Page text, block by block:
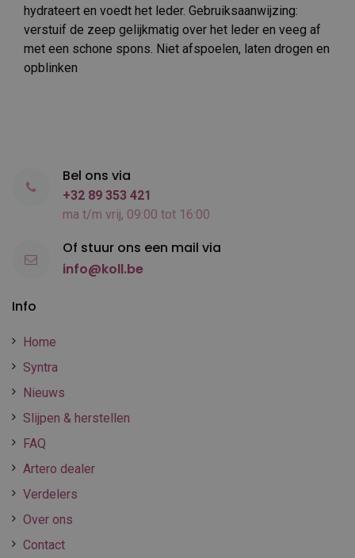
hydrateert en voedt het leder. Gebruiksaanwijzing:
verstuif de zeep gelijkmatig over het leder en veeg af
met een schone spons. Niet afspoelen, laten drogen en
opblinken
Info
Home
Syntra
Nieuws
Slijpen & herstellen
FAQ
Artero dealer
Verdelers
Over ons
Contact
Bel ons via
+32 89 353 421
ma t/m vrij, 09:00 tot 16:00
Of stuur ons een mail via
info@koll.be